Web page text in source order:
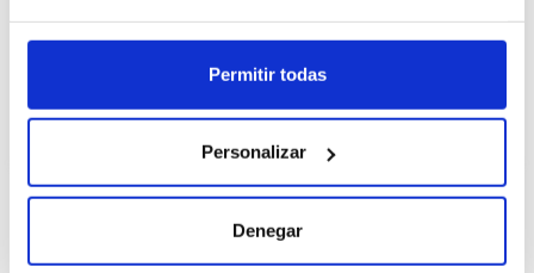
Permitir todas
Personalizar
Denegar
No disponible, sol·licita ara
Fitxa tècnica